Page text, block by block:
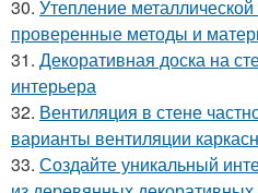
30. Утепление
проверенные методы и
31. Декоративная доска на
интерьера
32. Вентиляция в стене
варианты вентиляции
33. Создайте уникальный